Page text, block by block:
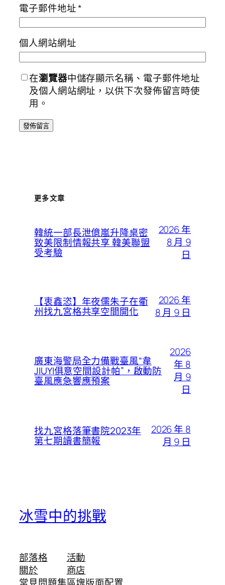
電子郵件地址*
個人網站網址
在瀏覽器中儲存顯示名稱、電子郵件地址
及個人網站網址，以供下次發佈留言時使
用。
更多文章
韓統一部長泄億嵐升降桌密
致美限制情報共享 韓美聯盟
受考驗
2026 年
8 月 9
日
【衷鑫恣】年夜儒朱子在衢
州找九宮格共享空間開化
2026 年
8 月 9 日
廣東海警局全力備戰臺風“韋
JIUYI俱意空間設計帕”，啟動防
臺風應急響應預案
2026
年 8
月 9
日
找九宮格落筆書院2023年
第七期讀書簡報
2026 年 8
月 9 日
冰雪中的挑戰
部落格
關於
活動
商店